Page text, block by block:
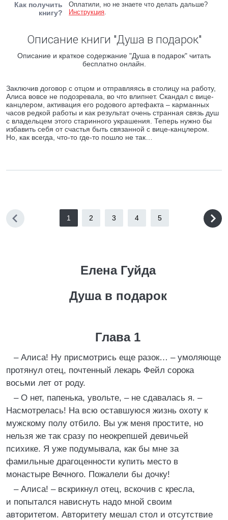
Как получить
книгу?
Оплатили, но не знаете что делать дальше?
Инструкция.
Описание книги "Душа в подарок"
Описание и краткое содержание "Душа в подарок" читать
бесплатно онлайн.
Заключив договор с отцом и отправляясь в столицу на работу,
Алиса вовсе не подозревала, во что влипнет. Скандал с вице-
канцлером, активация его родового артефакта – карманных
часов редкой работы и как результат очень странная связь душ
с владельцем этого старинного украшения. Теперь нужно бы
избавить себя от счастья быть связанной с вице-канцлером.
Но, как всегда, что-то где-то пошло не так…
1 2 3 4 5
Елена Гуйда
Душа в подарок
Глава 1
– Алиса! Ну присмотрись еще разок… – умоляюще
протянул отец, почтенный лекарь Фейл сорока
восьми лет от роду.
– О нет, папенька, увольте, – не сдавалась я. –
Насмотрелась! На всю оставшуюся жизнь охоту к
мужскому полу отбило. Вы уж меня простите, но
нельзя же так сразу по неокрепшей девичьей
психике. Я уже подумывала, как бы мне за
фамильные драгоценности купить место в
монастыре Вечного. Пожалели бы дочку!
– Алиса! – вскрикнул отец, вскочив с кресла,
и попытался нависнуть надо мной своим
авторитетом. Авторитету мешал стол и отсутствие